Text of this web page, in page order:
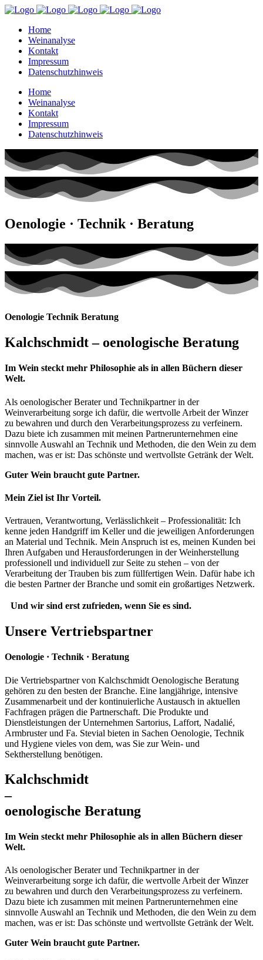
Home
Weinanalyse
Kontakt
Impressum
Datenschutzhinweis
Home
Weinanalyse
Kontakt
Impressum
Datenschutzhinweis
Oenologie · Technik · Beratung
Oenologie Technik Beratung
Kalchschmidt – oenologische Beratung
Im Wein steckt mehr Philosophie als in allen Büchern dieser
Welt.
Als oenologischer Berater und Technikpartner in der
Weinverarbeitung sorge ich dafür, die wertvolle Arbeit der Winzer
zu bewahren und durch den Verarbeitungsprozess zu verfeinern.
Dazu biete ich zusammen mit meinen Partnerunternehmen eine
sinnvolle Auswahl an Technik und Methoden, die den Wein zu dem
machen, was er ist: Das schönste und wertvollste Getränk der Welt.
Guter Wein braucht gute Partner.
Mein Ziel ist Ihr Vorteil.
Vertrauen, Verantwortung, Verlässlichkeit – Professionalität: Ich
kenne jeden Handgriff im Keller und die jeweiligen Anforderungen
an Material und Technik. Mein Anspruch ist es, meinen Kunden bei
Ihren Aufgaben und Herausforderungen in der Weinherstellung
professionell und individuell zur Seite zu stehen – von der
Verarbeitung der Trauben bis zum füllfertigen Wein. Dafür habe ich
die besten Partner der Branche und somit ein großartiges Netzwerk.
Und wir sind erst zufrieden, wenn Sie es sind.
Unsere Vertriebspartner
Oenologie · Technik · Beratung
Die Vertriebspartner von Kalchschmidt Oenologische Beratung
gehören zu den besten der Branche. Eine langjährige, intensive
Zusammenarbeit und der kontinuierliche Austausch in aktuellen
Fachfragen prägen die Partnerschaft. Die Produkte und
Dienstleistungen der Unternehmen Sartorius, Laffort, Nadalié,
Armbruster und Fa. Stevial bieten in Sachen Oenologie, Technik
und Hygiene vieles von dem, was Sie zur Wein- und
Sektherstellung benötigen.
Kalchschmidt
–
oenologische Beratung
Im Wein steckt mehr Philosophie als in allen Büchern dieser
Welt.
Als oenologischer Berater und Technikpartner in der
Weinverarbeitung sorge ich dafür, die wertvolle Arbeit der Winzer
zu bewahren und durch den Verarbeitungsprozess zu verfeinern.
Dazu biete ich zusammen mit meinen Partnerunternehmen eine
sinnvolle Auswahl an Technik und Methoden, die den Wein zu dem
machen, was er ist: Das schönste und wertvollste Getränk der Welt.
Guter Wein braucht gute Partner.